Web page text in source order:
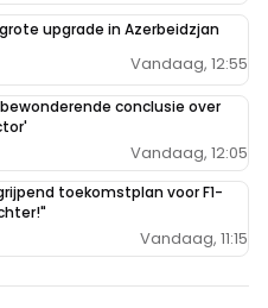
upgrade in Azerbeidzjan
Vandaag, 12:55
conclusie over
Vandaag, 12:05
toekomstplan voor F1-
Vandaag, 11:15